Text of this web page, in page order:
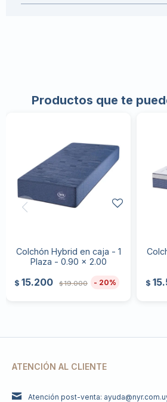
Productos que te
Colchón Hybrid en caja - 1
Plaza - 0.90 x 2.00
$ 15.200 $19.000 20 $
ATENCIÓN AL CLIENTE
Atención post-venta: